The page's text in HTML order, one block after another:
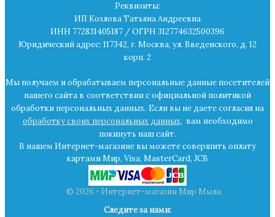
Реквизиты:
ИП Козлова Татьяна Андреевна
ИНН 772831405187 / ОГРН 312774632500396
Юридический адрес: 117342, г. Москва, ул. Введенского, д. 12
корп. 2
Мы получаем и обрабатываем персональные данные посетителей
нашего сайта в соответствии с официальной политикой
обработки персональных данных. Если вы не даете согласия на
обработку своих персональных данных, вам необходимо
покинуть наш сайт.
В нашем Интернет-магазине вы можете совершить оплату
картами Мир, Visa, MasterCard, JCB
© 2026 - Интернет-магазин Мир Мыла
Следите за нами: